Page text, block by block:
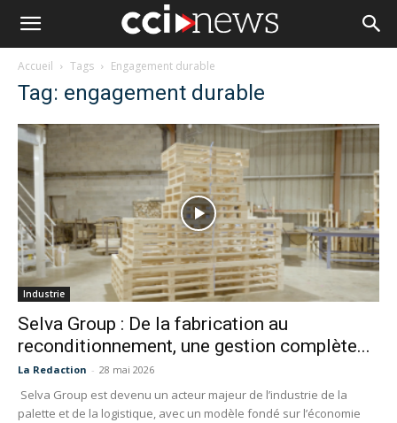
Accueil Tags Engagement durable
Tag: engagement durable
Industrie
Selva Group : De la fabrication au
reconditionnement, une gestion complète...
La Redaction - 28 mai 2026
Selva Group est devenu un acteur majeur de l’industrie de la
palette et de la logistique, avec un modèle fondé sur l’économie